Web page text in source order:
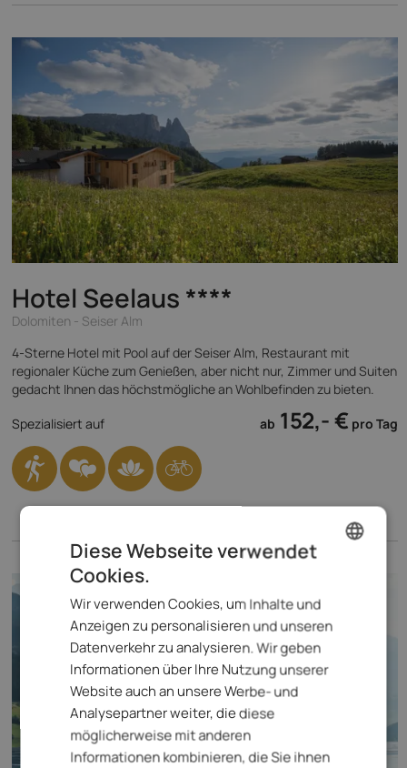
Hotel Seelaus ****
Dolomiten - Seiser Alm
4-Sterne Hotel mit Pool auf der Seiser Alm, Restaurant mit
regionaler Küche zum Genießen, aber nicht nur, Zimmer und Suiten
gedacht Ihnen das höchstmögliche an Wohlbefinden zu bieten.
Spezialisiert auf
ab 152,- € pro Tag
ITALIAN
Diese Webseite verwendet
Cookies.
Wir verwenden Cookies, um Inhalte und
Anzeigen zu personalisieren und unseren
Datenverkehr zu analysieren. Wir geben
Informationen über Ihre Nutzung unserer
Website auch an unsere Werbe- und
Analysepartner weiter, die diese
möglicherweise mit anderen
Informationen kombinieren, die Sie ihnen